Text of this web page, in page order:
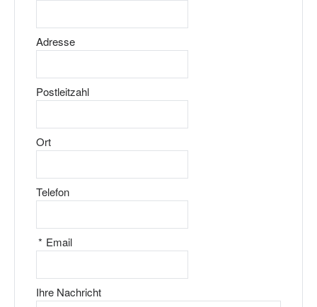
Adresse
Postleitzahl
Ort
Telefon
Email
*
Ihre Nachricht